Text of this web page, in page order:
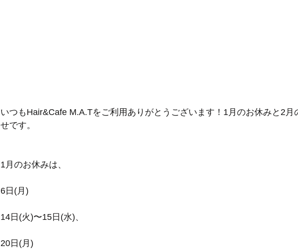
いつもHair&Cafe M.A.Tをご利用ありがとうございます！1月のお休みと2月
せです。
1月のお休みは、
6日(月)
14日(火)〜15日(水)、
20日(月)